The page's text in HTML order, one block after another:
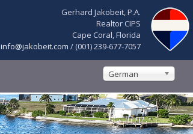
Gerhard Jakobeit, P.A.
Realtor CIPS
Cape Coral, Florida
info@jakobeit.com / (001) 239-677-7057
German